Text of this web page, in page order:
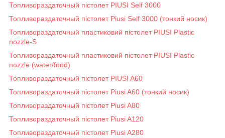
Топливораздаточный пістолет PIUSI Self 3000
Топливораздаточный пістолет Piusi Self 3000 (тонкий носик)
Топливораздаточный пластиковий пістолет PIUSI Plastic
nozzle-S
Топливораздаточный пластиковий пістолет PIUSI Plastic
nozzle (water/food)
Топливораздаточный пістолет PIUSI A60
Топливораздаточный пістолет Piusi A60 (тонкий носик)
Топливораздаточный пістолет Piusi A80
Топливораздаточный пістолет Piusi A120
Топливораздаточный пістолет Piusi A280